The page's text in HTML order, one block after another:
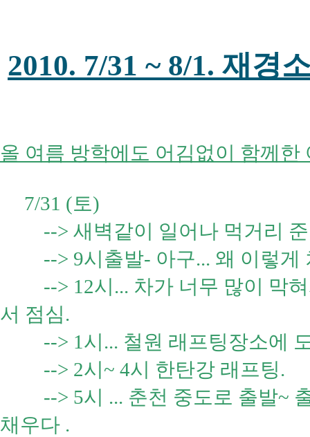
2010. 7/31 ~ 8/1. 재경
올 여름 방학에도 어김없이 함께한
7/31 (토)
--> 새벽같이 일어나 먹거리
--> 9시출발- 아구... 왜 이렇게
--> 12시... 차가 너무 많이 막혀
서 점심.
--> 1시... 철원 래프팅장소에
--> 2시~ 4시 한탄강 래프팅.
--> 5시 ... 춘천 중도로 출발~
채우다 .